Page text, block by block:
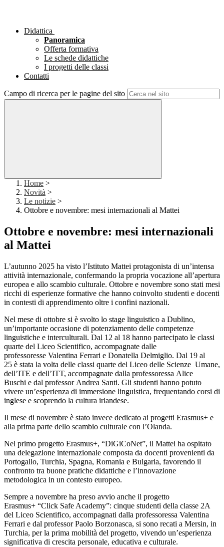
Didattica
Panoramica
Offerta formativa
Le schede didattiche
I progetti delle classi
Contatti
Campo di ricerca per le pagine del sito
Home >
Novità >
Le notizie >
Ottobre e novembre: mesi internazionali al Mattei
Ottobre e novembre: mesi internazionali
al Mattei
L’autunno 2025 ha visto l’Istituto Mattei protagonista di un’intensa
attività internazionale, confermando la propria vocazione all’apertura
europea e allo scambio culturale. Ottobre e novembre sono stati mesi
ricchi di esperienze formative che hanno coinvolto studenti e docenti
in contesti di apprendimento oltre i confini nazionali.
Nel mese di ottobre si è svolto lo stage linguistico a Dublino,
un’importante occasione di potenziamento delle competenze
linguistiche e interculturali. Dal 12 al 18 hanno partecipato le classi
quarte del Liceo Scientifico, accompagnate dalle
professoresse Valentina Ferrari e Donatella Delmiglio. Dal 19 al
25 è stata la volta delle classi quarte del Liceo delle Scienze Umane,
dell’ITE e dell’ITT, accompagnate dalla professoressa Alice
Buschi e dal professor Andrea Santi. Gli studenti hanno potuto
vivere un’esperienza di immersione linguistica, frequentando corsi di
inglese e scoprendo la cultura irlandese.
Il mese di novembre è stato invece dedicato ai progetti Erasmus+ e
alla prima parte dello scambio culturale con l’Olanda.
Nel primo progetto Erasmus+, “DiGiCoNet”, il Mattei ha ospitato
una delegazione internazionale composta da docenti provenienti da
Portogallo, Turchia, Spagna, Romania e Bulgaria, favorendo il
confronto tra buone pratiche didattiche e l’innovazione
metodologica in un contesto europeo.
Sempre a novembre ha preso avvio anche il progetto
Erasmus+ “Click Safe Academy”: cinque studenti della classe 2A
del Liceo Scientifico, accompagnati dalla professoressa Valentina
Ferrari e dal professor Paolo Borzonasca, si sono recati a Mersin, in
Turchia, per la prima mobilità del progetto, vivendo un’esperienza
significativa di crescita personale, educativa e culturale.